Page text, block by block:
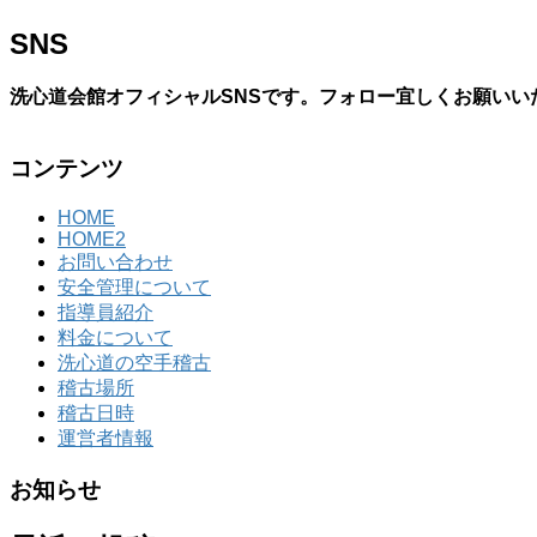
SNS
洗心道会館オフィシャルSNSです。フォロー宜しくお願いい
コンテンツ
HOME
HOME2
お問い合わせ
安全管理について
指導員紹介
料金について
洗心道の空手稽古
稽古場所
稽古日時
運営者情報
お知らせ